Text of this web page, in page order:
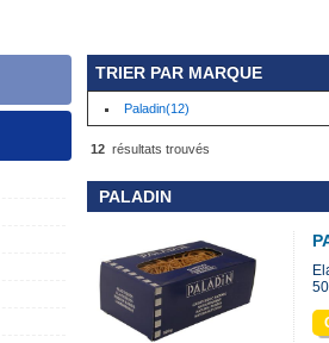
TRIER PAR MARQUE
Paladin(12)
12 résultats trouvés
PALADIN